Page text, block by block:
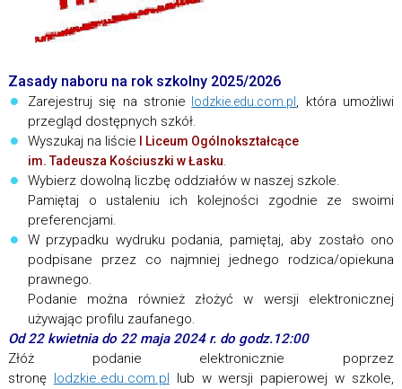
Zasady naboru na rok szkolny 2025/2026
Zarejestruj się na stronie lodzkie.edu.com.pl , która umożliwi
przegląd dostępnych szkół.
Wyszukaj na liście
I Liceum Ogólnokształcące
im. Tadeusza Kościuszki w Łasku.
Wybierz dowolną liczbę oddziałów w naszej szkole.
Pamiętaj o ustaleniu ich kolejności zgodnie ze swoimi
preferencjami.
W przypadku wydruku podania, pamiętaj, aby zostało ono
podpisane przez co najmniej jednego rodzica/opiekuna
prawnego.
Podanie można również złożyć w wersji elektronicznej
używając profilu zaufanego.
Od 22 kwietnia do 22 maja 2024 r. do godz.12:00
Złóż podanie elektronicznie poprzez
stronę
lodzkie.edu.com.pl
lub w wersji papierowej w szkole,